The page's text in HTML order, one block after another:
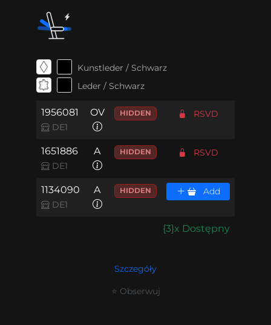
Kunstleder / Schwarz
Leder / Schwarz
1956081
DE1
OV HIDDEN RSVD
1651886
DE1
A HIDDEN RSVD
1134090
DE1
A HIDDEN Add
{3}x Dostępny
Szczegóły
⭐ Obserwuj